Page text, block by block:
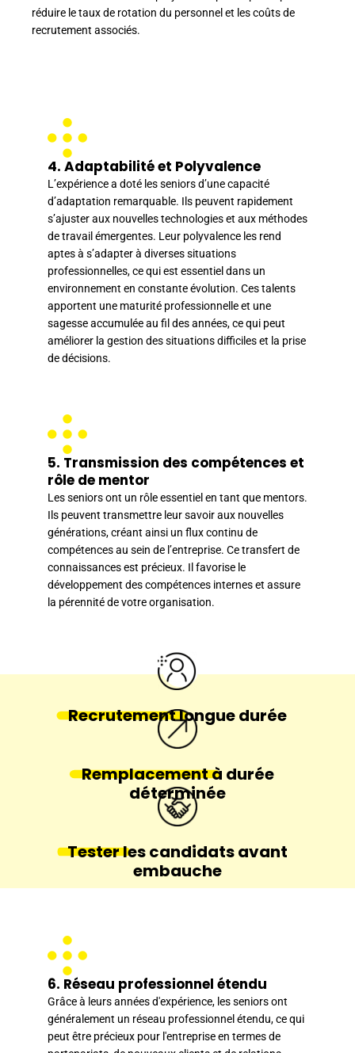
réduire le taux de rotation du personnel et les coûts de
recrutement associés.
4. Adaptabilité et Polyvalence
L’expérience a doté les seniors d’une capacité
d’adaptation remarquable. Ils peuvent rapidement
s’ajuster aux nouvelles technologies et aux méthodes
de travail émergentes. Leur polyvalence les rend
aptes à s’adapter à diverses situations
professionnelles, ce qui est essentiel dans un
environnement en constante évolution. Ces talents
apportent une maturité professionnelle et une
sagesse accumulée au fil des années, ce qui peut
améliorer la gestion des situations difficiles et la prise
de décisions.
5. Transmission des compétences et
rôle de mentor
Les seniors ont un rôle essentiel en tant que mentors.
Ils peuvent transmettre leur savoir aux nouvelles
générations, créant ainsi un flux continu de
compétences au sein de l’entreprise. Ce transfert de
connaissances est précieux. Il favorise le
développement des compétences internes et assure
la pérennité de votre organisation.
Recrutementlongue durée
Remplacementà durée
déterminée
Testerles candidats avant
embauche
6. Réseau professionnel étendu
Grâce à leurs années d'expérience, les seniors ont
généralement un réseau professionnel étendu, ce qui
peut être précieux pour l'entreprise en termes de